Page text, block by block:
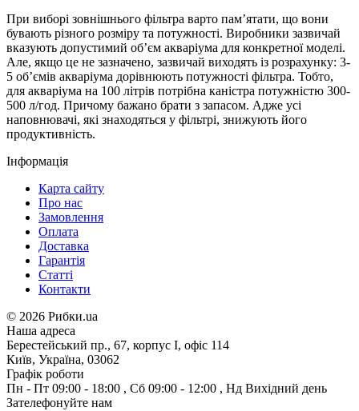
При виборі зовнішнього фільтра варто пам’ятати, що вони
бувають різного розміру та потужності. Виробники зазвичай
вказують допустимий об’єм акваріума для конкретної моделі.
Але, якщо це не зазначено, зазвичай виходять із розрахунку: 3-
5 об’ємів акваріума дорівнюють потужності фільтра. Тобто,
для акваріума на 100 літрів потрібна каністра потужністю 300-
500 л/год. Причому бажано брати з запасом. Адже усі
наповнювачі, які знаходяться у фільтрі, знижують його
продуктивність.
Інформація
Карта сайту
Про нас
Замовлення
Оплата
Доставка
Гарантія
Статті
Контакти
© 2026 Рибки.ua
Наша адреса
Берестейський пр., 67, корпус І, офіс 114
Київ, Україна, 03062
Графік роботи
Пн - Пт 09:00 - 18:00 , Сб 09:00 - 12:00 , Нд Вихідний день
Зателефонуйте нам